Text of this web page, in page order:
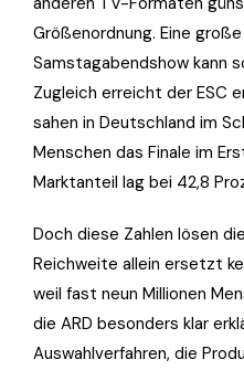
Größenordnung. Eine
Samstagabendshow kann
Zugleich erreicht der ESC
sahen in Deutschland im
Menschen das Finale im
Marktanteil lag bei 42,8
Doch diese Zahlen lösen
Reichweite allein ersetzt
weil fast neun Millionen
die ARD besonders klar
Auswahlverfahren, die